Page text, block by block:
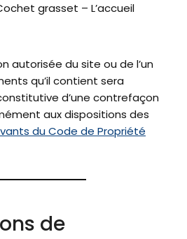
grasset – L’accueil
autorisée du site ou de l’un
qu’il contient sera
d’une contrefaçon
aux dispositions des
du Code de Propriété
de